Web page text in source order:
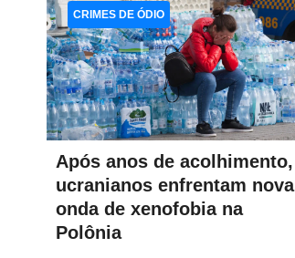
Após anos de acolhimento,
ucranianos enfrentam nova
onda de xenofobia na
Polônia
CRIMES DE ÓDIO